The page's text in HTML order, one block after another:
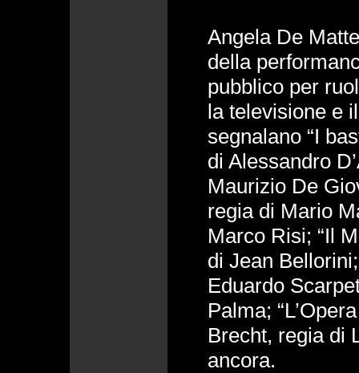
Angela De
della
pubblico per
la televisione e
segnalano “I
di Alessandro
Maurizio De
regia di Mario
Marco Risi; “Il
di Jean
Eduardo
Palma;
Brecht, regia di
ancora.